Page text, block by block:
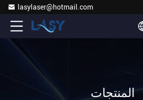
lasylaser@hotmail.com
المنتجات